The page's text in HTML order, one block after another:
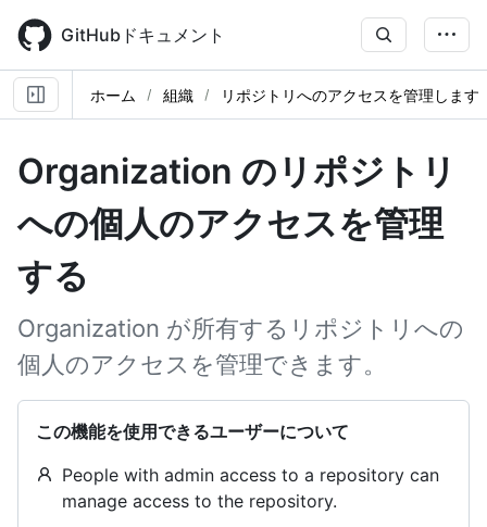
main
content
GitHubドキュメント
ホーム 組織 リポジトリへのアクセスを管理します
Organization のリポジトリ
への個人のアクセスを管理
する
Organization が所有するリポジトリへの
個人のアクセスを管理できます。
この機能を使用できるユーザーについて
People with admin access to a repository can
manage access to the repository.